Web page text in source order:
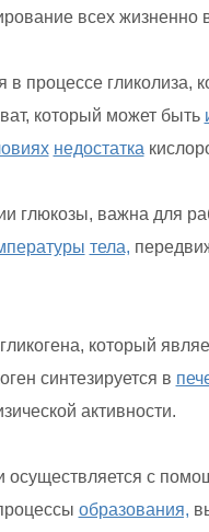
всех жизненно
в процессе гликолиза,
который может быть
недостатка
глюкозы, важна для
тела,
который
синтезируется в
активности.
с
образования,